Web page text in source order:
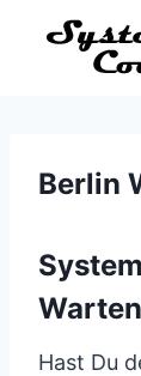
Inhalt
Berlin
Hast Du